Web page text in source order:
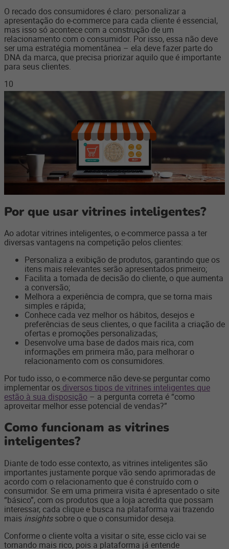
O recado dos consumidores é claro: personalizar a
apresentação do e-commerce para cada cliente é essencial,
mas isso só acontece com a construção de um
relacionamento com o consumidor. Por isso, essa não deve
ser uma estratégia momentânea – ela deve fazer parte do
DNA da marca, que precisa priorizar aquilo que é importante
para seus clientes.
10
Por que usar vitrines inteligentes?
Ao adotar vitrines inteligentes, o e-commerce passa a ter
diversas vantagens na competição pelos clientes:
Personaliza a exibição de produtos, garantindo que os
itens mais relevantes serão apresentados primeiro;
Facilita a tomada de decisão do cliente, o que aumenta
a conversão;
Melhora a experiência de compra, que se torna mais
simples e rápida;
Conhece cada vez melhor os hábitos, desejos e
preferências de seus clientes, o que facilita a criação de
ofertas e promoções personalizadas;
Desenvolve uma base de dados mais rica, com
informações em primeira mão, para melhorar o
relacionamento com os consumidores.
Por tudo isso, o e-commerce não deve-se perguntar como
implementar os diversos tipos de vitrines inteligentes que
estão à sua disposição – a pergunta correta é “como
aproveitar melhor esse potencial de vendas?”
Como funcionam as vitrines
inteligentes?
Diante de todo esse contexto, as vitrines inteligentes são
importantes justamente porque vão sendo aprimoradas de
acordo com o relacionamento que é construído com o
consumidor. Se em uma primeira visita é apresentado o site
“básico”, com os produtos que a loja acredita que possam
interessar, cada clique e busca na plataforma vai trazendo
mais insightssobre o que o consumidor deseja.
Conforme o cliente volta a visitar o site, esse ciclo vai se
tornando mais rico, pois a plataforma já entende